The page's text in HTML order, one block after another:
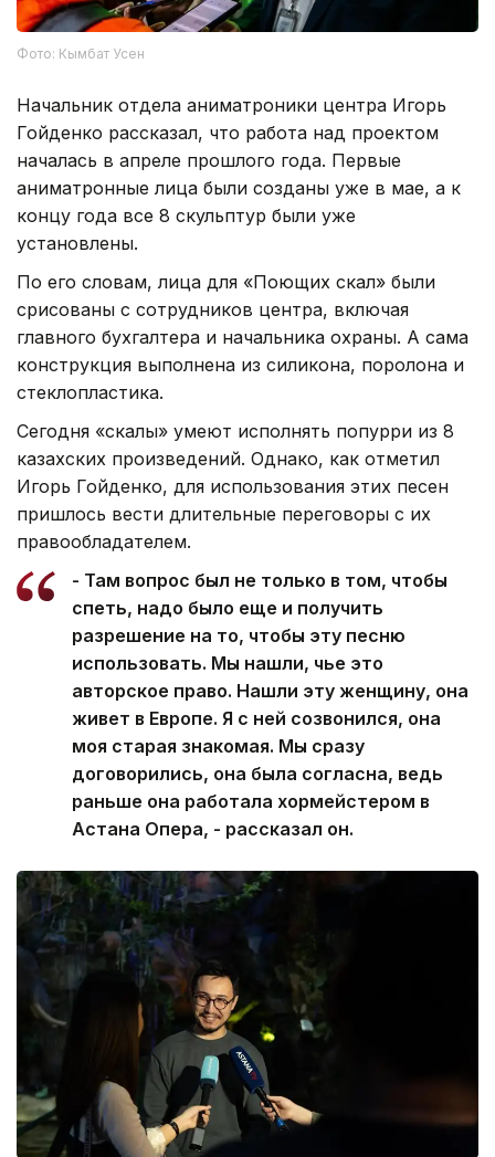
Фото: Кымбат Усен
Начальник отдела аниматроники центра Игорь
Гойденко рассказал, что работа над проектом
началась в апреле прошлого года. Первые
аниматронные лица были созданы уже в мае, а к
концу года все 8 скульптур были уже
установлены.
По его словам, лица для «Поющих скал» были
срисованы с сотрудников центра, включая
главного бухгалтера и начальника охраны. А сама
конструкция выполнена из силикона, поролона и
стеклопластика.
Сегодня «скалы» умеют исполнять попурри из 8
казахских произведений. Однако, как отметил
Игорь Гойденко, для использования этих песен
пришлось вести длительные переговоры с их
правообладателем.
- Там вопрос был не только в том, чтобы
спеть, надо было еще и получить
разрешение на то, чтобы эту песню
использовать. Мы нашли, чье это
авторское право. Нашли эту женщину, она
живет в Европе. Я с ней созвонился, она
моя старая знакомая. Мы сразу
договорились, она была согласна, ведь
раньше она работала хормейстером в
Астана Опера, - рассказал он.